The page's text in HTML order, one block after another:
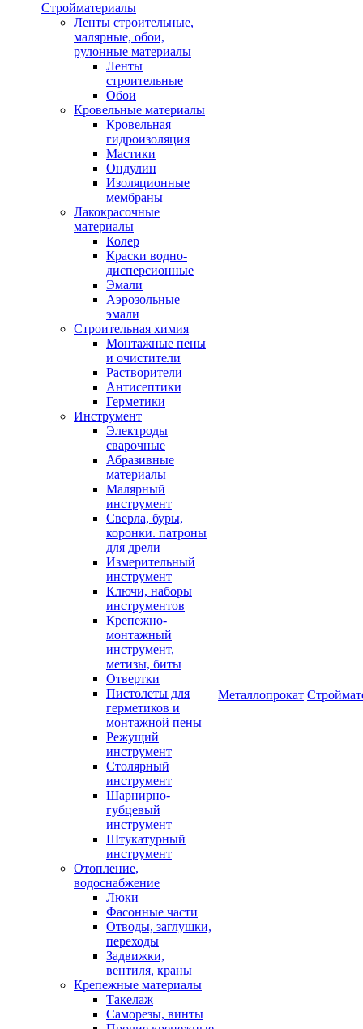
Стройматериалы
Ленты строительные,
малярные, обои,
рулонные материалы
Ленты
строительные
Обои
Кровельные материалы
Кровельная
гидроизоляция
Мастики
Ондулин
Изоляционные
мембраны
Лакокрасочные
материалы
Колер
Краски водно-
дисперсионные
Эмали
Аэрозольные
эмали
Строительная химия
Монтажные пены
и очистители
Растворители
Антисептики
Герметики
Инструмент
Электроды
сварочные
Абразивные
материалы
Малярный
инструмент
Сверла, буры,
коронки. патроны
для дрели
Измерительный
инструмент
Ключи, наборы
инструментов
Крепежно-
монтажный
инструмент,
метизы, биты
Отвертки
Пистолеты для
герметиков и
монтажной пены
Режущий
инструмент
Столярный
инструмент
Шарнирно-
губцевый
инструмент
Штукатурный
инструмент
Отопление,
водоснабжение
Люки
Фасонные части
Отводы, заглушки,
переходы
Задвижки,
вентиля, краны
Крепежные материалы
Такелаж
Саморезы, винты
Металлопрокат